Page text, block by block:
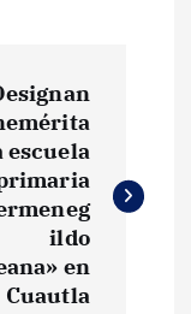
escuela
ildo
en
Cuautla